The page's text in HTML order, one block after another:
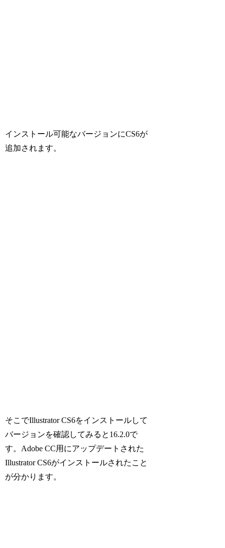
インストール可能なバージョンにCS6が
追加されます。
そこでIllustrator CS6をインストールして
バージョンを確認してみると16.2.0で
す。Adobe CC用にアップデートされた
Illustrator CS6がインストールされたこと
が分かります。